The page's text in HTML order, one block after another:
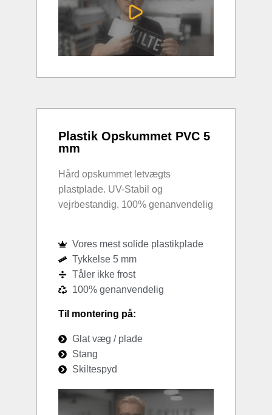
Plastik Opskummet PVC 5
mm
Hård opskummet letvægts
plastplade. UV-Stabil og
vejrbestandig. 100% genanvendelig
Vores mest solide plastikplade
Tykkelse 5 mm
Tåler ikke frost
100% genanvendelig
Til montering på:
Glat væg / plade
Stang
Skiltespyd